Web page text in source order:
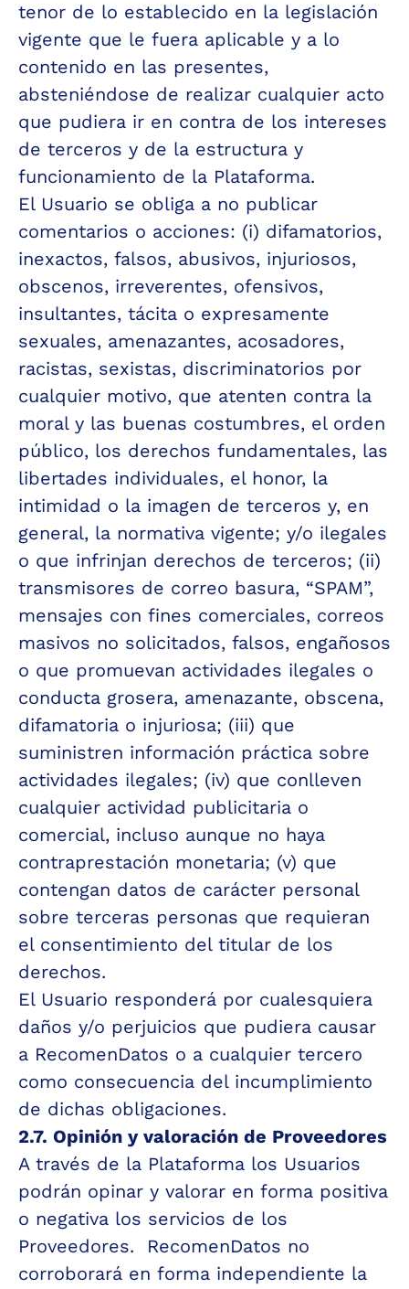
tenor de lo establecido en la legislación
vigente que le fuera aplicable y a lo
contenido en las presentes,
absteniéndose de realizar cualquier acto
que pudiera ir en contra de los intereses
de terceros y de la estructura y
funcionamiento de la Plataforma.
El Usuario se obliga a no publicar
comentarios o acciones: (i) difamatorios,
inexactos, falsos, abusivos, injuriosos,
obscenos, irreverentes, ofensivos,
insultantes, tácita o expresamente
sexuales, amenazantes, acosadores,
racistas, sexistas, discriminatorios por
cualquier motivo, que atenten contra la
moral y las buenas costumbres, el orden
público, los derechos fundamentales, las
libertades individuales, el honor, la
intimidad o la imagen de terceros y, en
general, la normativa vigente; y/o ilegales
o que infrinjan derechos de terceros; (ii)
transmisores de correo basura, “SPAM”,
mensajes con fines comerciales, correos
masivos no solicitados, falsos, engañosos
o que promuevan actividades ilegales o
conducta grosera, amenazante, obscena,
difamatoria o injuriosa; (iii) que
suministren información práctica sobre
actividades ilegales; (iv) que conlleven
cualquier actividad publicitaria o
comercial, incluso aunque no haya
contraprestación monetaria; (v) que
contengan datos de carácter personal
sobre terceras personas que requieran
el consentimiento del titular de los
derechos.
El Usuario responderá por cualesquiera
daños y/o perjuicios que pudiera causar
a RecomenDatos o a cualquier tercero
como consecuencia del incumplimiento
de dichas obligaciones.
2.7. Opinión y valoración de Proveedores
A través de la Plataforma los Usuarios
podrán opinar y valorar en forma positiva
o negativa los servicios de los
Proveedores.  RecomenDatos no
corroborará en forma independiente la